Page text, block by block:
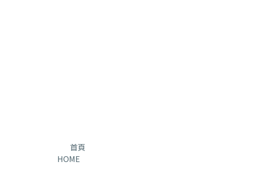
首頁
HOME